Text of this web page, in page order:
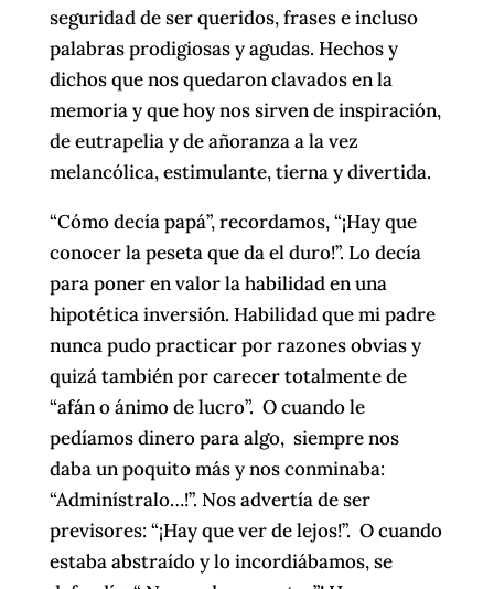
seguridad de ser queridos, frases e incluso
palabras prodigiosas y agudas. Hechos y
dichos que nos quedaron clavados en la
memoria y que hoy nos sirven de inspiración,
de eutrapelia y de añoranza a la vez
melancólica, estimulante, tierna y divertida.
“Cómo decía papá”, recordamos, “¡Hay que
conocer la peseta que da el duro!”. Lo decía
para poner en valor la habilidad en una
hipotética inversión. Habilidad que mi padre
nunca pudo practicar por razones obvias y
quizá también por carecer totalmente de
“afán o ánimo de lucro”. O cuando le
pedíamos dinero para algo, siempre nos
daba un poquito más y nos conminaba:
“Adminístralo…!”. Nos advertía de ser
previsores: “¡Hay que ver de lejos!”. O cuando
estaba abstraído y lo incordiábamos, se